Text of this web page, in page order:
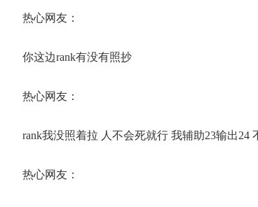
热心网友：
你这边rank有没有照抄
热心网友：
rank我没照着拉 人不会死就行 我辅助23输出24
热心网友：